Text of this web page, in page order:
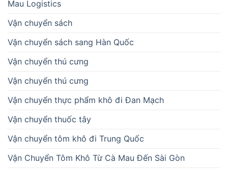
Mau Logistics
Vận chuyển sách
Vận chuyển sách sang Hàn Quốc
Vận chuyển thú cưng
Vận chuyển thú cưng
Vận chuyển thực phẩm khô đi Đan Mạch
Vận chuyển thuốc tây
Vận chuyển tôm khô đi Trung Quốc
Vận Chuyển Tôm Khô Từ Cà Mau Đến Sài Gòn